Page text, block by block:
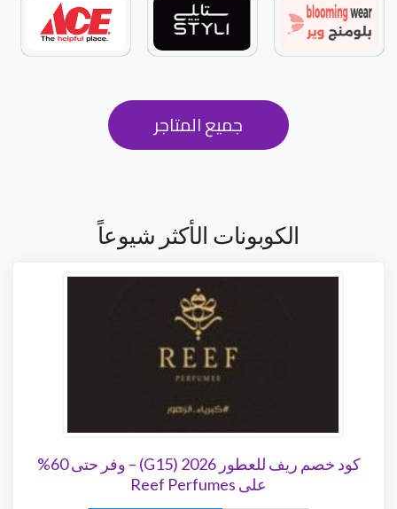
جميع المتاجر
الكوبونات الأكثر شيوعاً
كود خصم ريف للعطور 2026 (G15) – وفر حتى 60%
على Reef Perfumes